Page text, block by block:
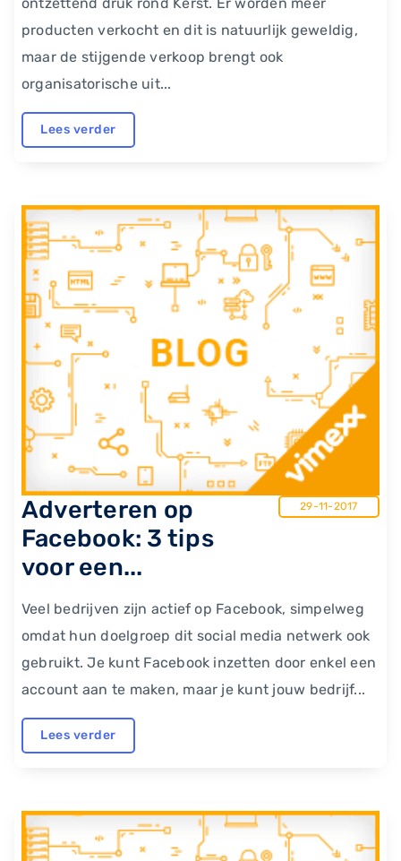
producten verkocht en dit is natuurlijk geweldig,
maar de stijgende verkoop brengt ook
organisatorische uit...
Lees verder
Adverteren op
Facebook: 3 tips
voor een...
29-11-2017
Veel bedrijven zijn actief op Facebook, simpelweg
omdat hun doelgroep dit social media netwerk ook
gebruikt. Je kunt Facebook inzetten door enkel een
account aan te maken, maar je kunt jouw bedrijf...
Lees verder